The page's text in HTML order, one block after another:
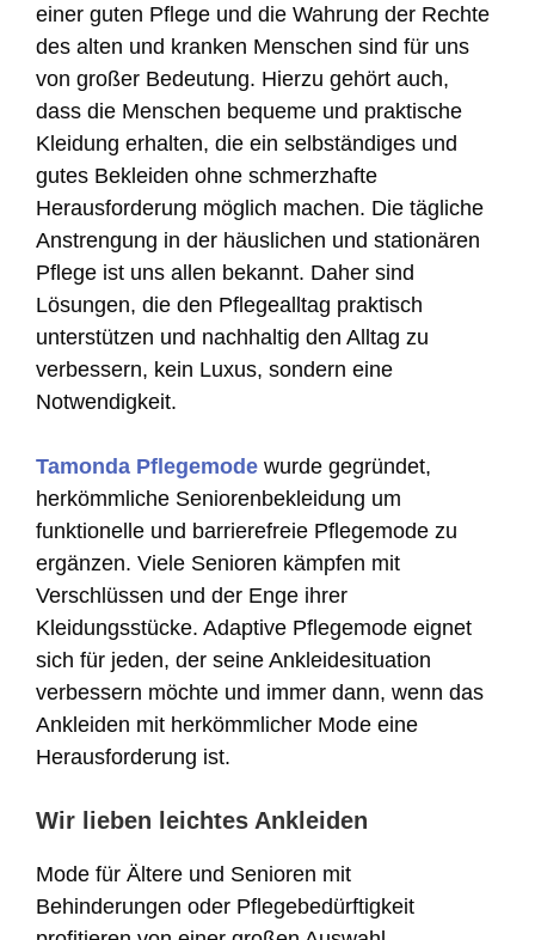
einer guten Pflege und die Wahrung der Rechte
des alten und kranken Menschen sind für uns
von großer Bedeutung. Hierzu gehört auch,
dass die Menschen bequeme und praktische
Kleidung erhalten, die ein selbständiges und
gutes Bekleiden ohne schmerzhafte
Herausforderung möglich machen. Die tägliche
Anstrengung in der häuslichen und stationären
Pflege ist uns allen bekannt. Daher sind
Lösungen, die den Pflegealltag praktisch
unterstützen und nachhaltig den Alltag zu
verbessern, kein Luxus, sondern eine
Notwendigkeit.
Tamonda Pflegemode wurde gegründet,
herkömmliche Seniorenbekleidung um
funktionelle und barrierefreie Pflegemode zu
ergänzen. Viele Senioren kämpfen mit
Verschlüssen und der Enge ihrer
Kleidungsstücke. Adaptive Pflegemode eignet
sich für jeden, der seine Ankleidesituation
verbessern möchte und immer dann, wenn das
Ankleiden mit herkömmlicher Mode eine
Herausforderung ist.
Wir lieben leichtes Ankleiden
Mode für Ältere und Senioren mit
Behinderungen oder Pflegebedürftigkeit